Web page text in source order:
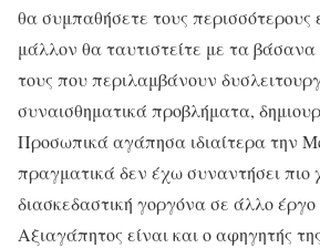
θα συμπαθήσετε τους περισσότερους
μάλλον θα ταυτιστείτε με τα βάσανα
τους που περιλαμβάνουν
συναισθηματικά προβλήματα,
Προσωπικά αγάπησα ιδιαίτερα την
πραγματικά δεν έχω συναντήσει πιο
διασκεδαστική γοργόνα σε άλλο έργο
Αξιαγάπητος είναι και ο αφηγητής